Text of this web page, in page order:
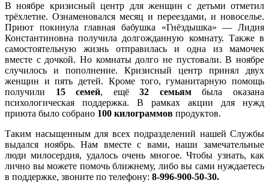
В ноябре кризисный центр для женщин с детьми отметил
трёхлетие. Ознаменовался месяц и переездами, и новоселье.
Приют покинула главная бабушка «Гнёздышка» — Лидия
Константиновна получила долгожданную комнату. Также в
самостоятельную жизнь отправилась и одна из мамочек
вместе с дочкой. Но комнаты долго не пустовали. В ноябре
случилось и пополнение. Кризисный центр принял двух
женщин и пять детей. Кроме того, гуманитарную помощь
получили 15 семей, ещё32 семьямбыла оказана
психологическая поддержка. В рамках акции для нужд
приюта было собрано 100 килограммов продуктов.
Таким насыщенным для всех подразделений нашей Службы
выдался ноябрь. Нам вместе с вами, наши замечательные
люди милосердия, удалось очень многое. Чтобы узнать, как
лично вы можете помочь ближнему, либо вы сами нуждаетесь
в поддержке, звоните по телефону: 8-996-900-50-30.